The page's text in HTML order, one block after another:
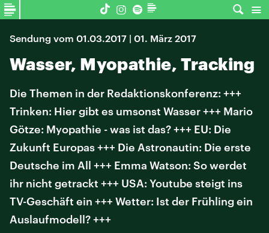
Sendung vom 01.03.2017 | 01. März 2017
Wasser, Myopathie, Tracking
Die Themen in der Redaktionskonferenz: +++
Trinken: Hier gibt es umsonst Wasser +++ Mario
Götze: Myopathie - was ist das? +++ EU: Die
Zukunft Europas +++ Die Astronautin: Die erste
Deutsche im All +++ Emma Watson: So werdet
ihr nicht getrackt +++ USA: Youtube steigt ins
TV-Geschäft ein +++ Wetter: Ist der Frühling ein
Auslaufmodell? +++